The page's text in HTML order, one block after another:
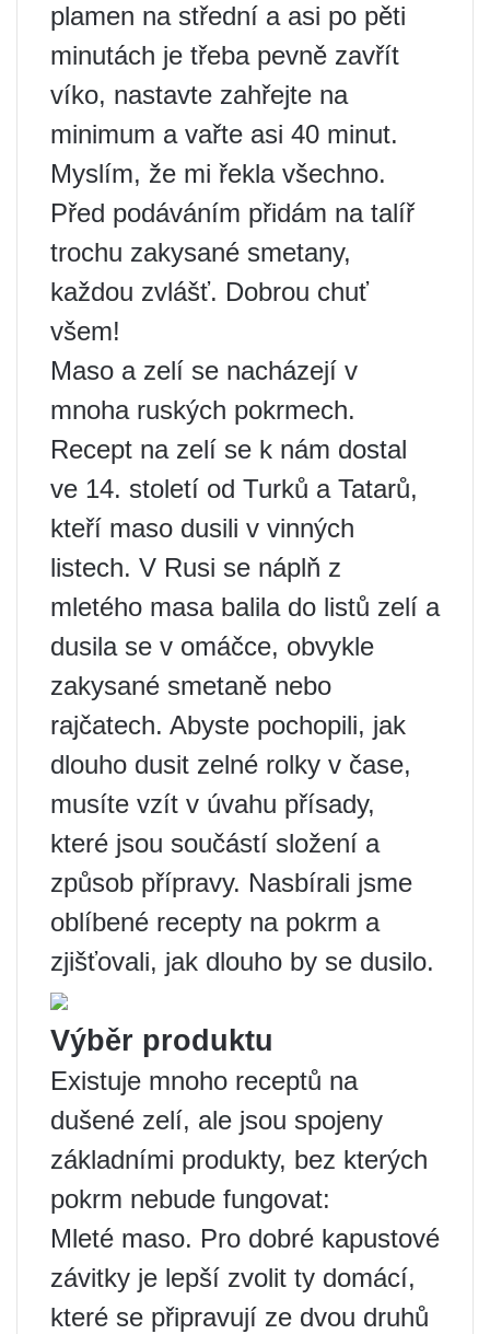
plamen na střední a asi po pěti
minutách je třeba pevně zavřít
víko, nastavte zahřejte na
minimum a vařte asi 40 minut.
Myslím, že mi řekla všechno.
Před podáváním přidám na talíř
trochu zakysané smetany,
každou zvlášť. Dobrou chuť
všem!
Maso a zelí se nacházejí v
mnoha ruských pokrmech.
Recept na zelí se k nám dostal
ve 14. století od Turků a Tatarů,
kteří maso dusili v vinných
listech. V Rusi se náplň z
mletého masa balila do listů zelí a
dusila se v omáčce, obvykle
zakysané smetaně nebo
rajčatech. Abyste pochopili, jak
dlouho dusit zelné rolky v čase,
musíte vzít v úvahu přísady,
které jsou součástí složení a
způsob přípravy. Nasbírali jsme
oblíbené recepty na pokrm a
zjišťovali, jak dlouho by se dusilo.
Výběr produktu
Existuje mnoho receptů na
dušené zelí, ale jsou spojeny
základními produkty, bez kterých
pokrm nebude fungovat:
Mleté maso. Pro dobré kapustové
závitky je lepší zvolit ty domácí,
které se připravují ze dvou druhů